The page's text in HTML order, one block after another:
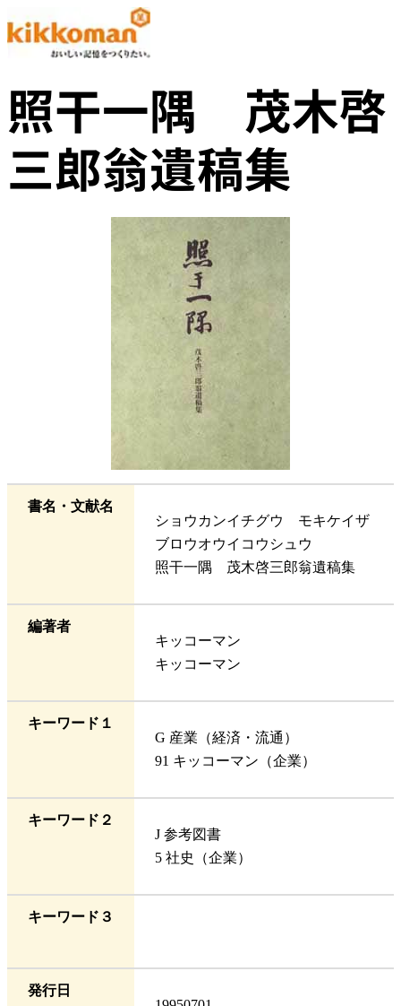
照干一隅 茂木啓
三郎翁遺稿集
書名・文献名
ショウカンイチグウ モキケイザ
ブロウオウイコウシュウ
照干一隅 茂木啓三郎翁遺稿集
編著者
キッコーマン
キッコーマン
キーワード１
G 産業（経済・流通）
91 キッコーマン（企業）
キーワード２
J 参考図書
5 社史（企業）
キーワード３
発行日